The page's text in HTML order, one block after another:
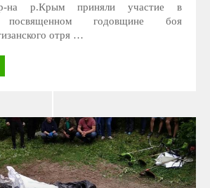
р-на р.Крым приняли участие в
посвященном годовщине боя
отря …